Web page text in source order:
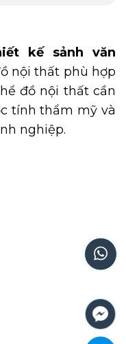
kế sảnh văn
nội thất phù hợp
đồ nội thất cần
tính thẩm mỹ và
nghiệp.